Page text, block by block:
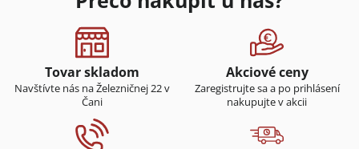
Tovar skladom
Navštívte nás na Železničnej 22 v
Čani
Akciové ceny
Zaregistrujte sa a po prihlásení
nakupujte v akcii